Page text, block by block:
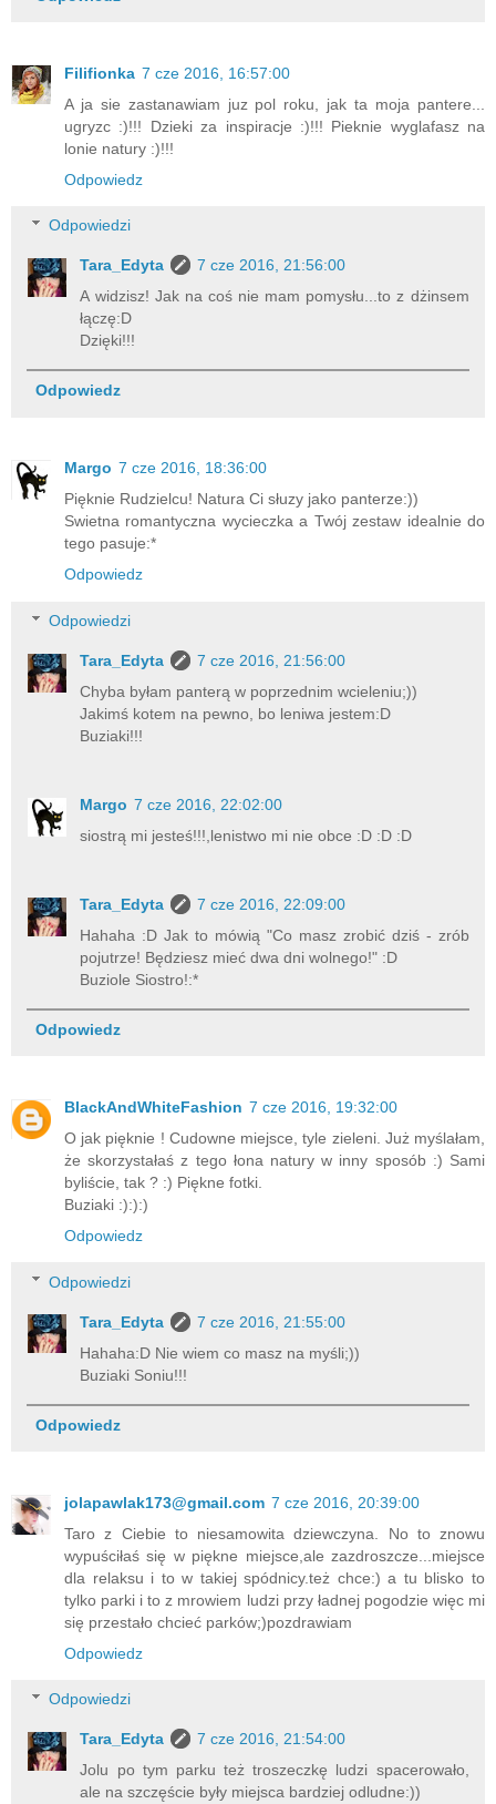
Filifionka 7 cze 2016, 16:57:00
A ja sie zastanawiam juz pol roku, jak ta moja pantere...
ugryzc :)!!! Dzieki za inspiracje :)!!! Pieknie wyglafasz na
lonie natury :)!!!
Odpowiedz
Odpowiedzi
Tara_Edyta
7 cze 2016, 21:56:00
A widzisz! Jak na coś nie mam pomysłu...to z dżinsem
łączę:D
Dzięki!!!
Odpowiedz
Margo 7 cze 2016, 18:36:00
Pięknie Rudzielcu! Natura Ci słuzy jako panterze:))
Swietna romantyczna wycieczka a Twój zestaw idealnie do
tego pasuje:*
Odpowiedz
Odpowiedzi
Tara_Edyta
7 cze 2016, 21:56:00
Chyba byłam panterą w poprzednim wcieleniu;))
Jakimś kotem na pewno, bo leniwa jestem:D
Buziaki!!!
Margo 7 cze 2016, 22:02:00
siostrą mi jesteś!!!,lenistwo mi nie obce :D :D :D
Tara_Edyta
7 cze 2016, 22:09:00
Hahaha :D Jak to mówią "Co masz zrobić dziś - zrób
pojutrze! Będziesz mieć dwa dni wolnego!" :D
Buziole Siostro!:*
Odpowiedz
BlackAndWhiteFashion 7 cze 2016, 19:32:00
O jak pięknie ! Cudowne miejsce, tyle zieleni. Już myślałam,
że skorzystałaś z tego łona natury w inny sposób :) Sami
byliście, tak ? :) Piękne fotki.
Buziaki :):):)
Odpowiedz
Odpowiedzi
Tara_Edyta
7 cze 2016, 21:55:00
Hahaha:D Nie wiem co masz na myśli;))
Buziaki Soniu!!!
Odpowiedz
jolapawlak173@gmail.com 7 cze 2016, 20:39:00
Taro z Ciebie to niesamowita dziewczyna. No to znowu
wypuściłaś się w piękne miejsce,ale zazdroszcze...miejsce
dla relaksu i to w takiej spódnicy.też chce:) a tu blisko to
tylko parki i to z mrowiem ludzi przy ładnej pogodzie więc mi
się przestało chcieć parków;)pozdrawiam
Odpowiedz
Odpowiedzi
Tara_Edyta
7 cze 2016, 21:54:00
Jolu po tym parku też troszeczkę ludzi spacerowało,
ale na szczęście były miejsca bardziej odludne:))